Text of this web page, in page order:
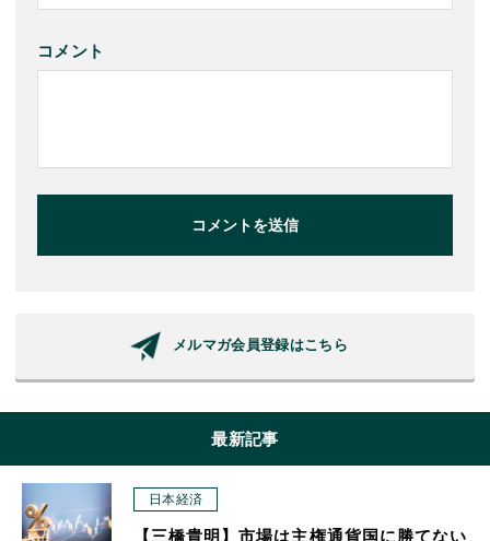
コメント
コメントを送信
メルマガ会員登録はこちら
最新記事
日本経済
【三橋貴明】市場は主権通貨国に勝てない